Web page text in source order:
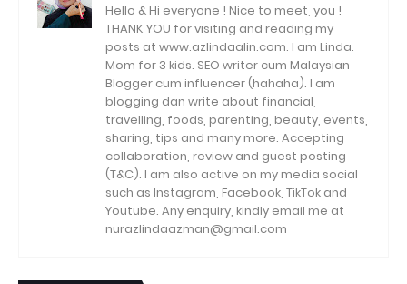
Hello & Hi everyone ! Nice to meet, you !
THANK YOU for visiting and reading my
posts at www.azlindaalin.com. I am Linda.
Mom for 3 kids. SEO writer cum Malaysian
Blogger cum influencer (hahaha). I am
blogging dan write about financial,
travelling, foods, parenting, beauty, events,
sharing, tips and many more. Accepting
collaboration, review and guest posting
(T&C). I am also active on my media social
such as Instagram, Facebook, TikTok and
Youtube. Any enquiry, kindly email me at
nurazlindaazman@gmail.com